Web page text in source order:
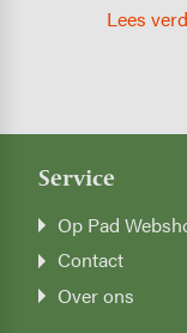
Lees
Service
Op Pad
Contact
Over ons